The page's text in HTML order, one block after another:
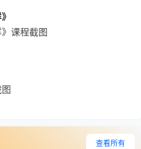
课程截图
查看所有